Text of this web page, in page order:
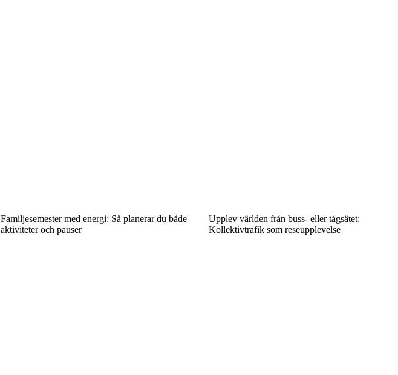
Familjesemester med energi: Så planerar du både
aktiviteter och pauser
Upplev världen från buss- eller tågsätet:
Kollektivtrafik som reseupplevelse